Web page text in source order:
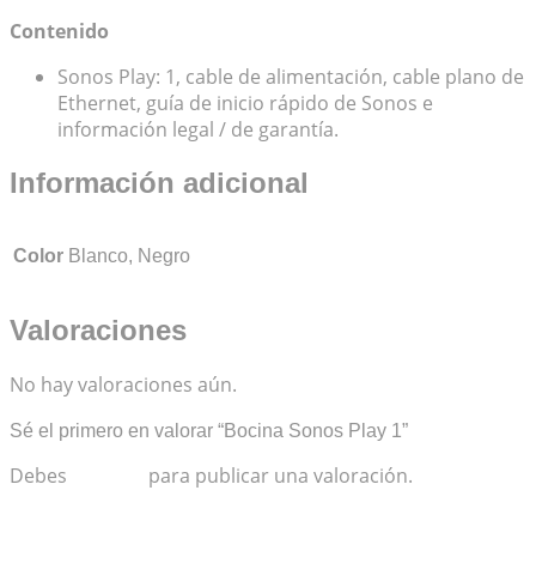
Contenido
Sonos Play: 1, cable de alimentación, cable plano de
Ethernet, guía de inicio rápido de Sonos e
información legal / de garantía.
Información adicional
Color Blanco, Negro
Valoraciones
No hay valoraciones aún.
Sé el primero en valorar “Bocina Sonos Play 1”
Debes para publicar una valoración.